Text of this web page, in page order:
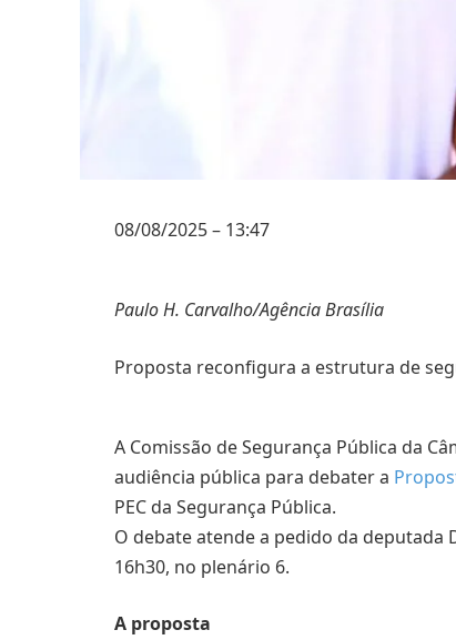
08/08/2025 – 13:47
Paulo H. Carvalho/Agência Brasília
Proposta reconfigura a estrutura de
A Comissão de Segurança Pública da
audiência pública para debater a
PEC da Segurança Pública.
O debate atende a pedido da deputada
16h30, no plenário 6.
A proposta